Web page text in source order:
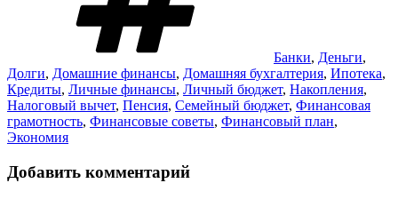
Банки, Деньги,
Долги, Домашние финансы, Домашняя бухгалтерия, Ипотека,
Кредиты, Личные финансы, Личный бюджет, Накопления,
Налоговый вычет, Пенсия, Семейный бюджет, Финансовая
грамотность, Финансовые советы, Финансовый план,
Экономия
Добавить комментарий